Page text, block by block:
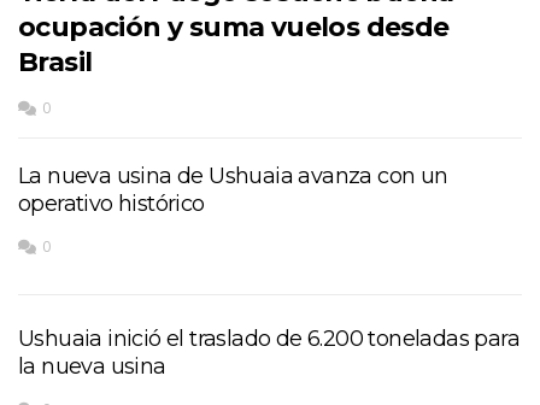
ocupación y suma vuelos desde
Brasil
0
La nueva usina de Ushuaia avanza con un
operativo histórico
0
Ushuaia inició el traslado de 6.200 toneladas para
la nueva usina